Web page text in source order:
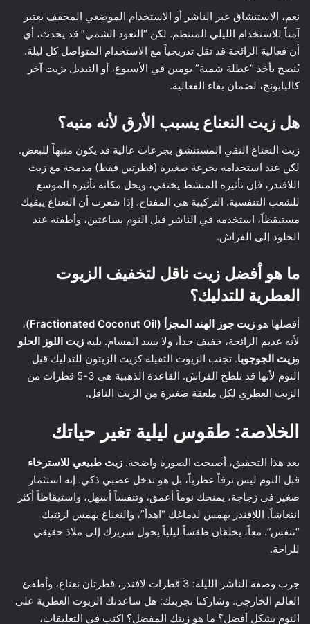
نعم، الاستنشاق عبر الناشر أو الاستخدام الموضعي المخفف يعتبر
آمناً للاستخدام الليلي المنتظم. لكن “التعود الشمي” قد يحدث، أي
أن فعالية الرائحة قد تقل تدريجياً مع الاستخدام المتواصل كل ليلة.
يُنصح بأخذ “عطلة شمية” يومين في الأسبوع، أو التبديل بزيت آخر
كالبابونج، لضمان بقاء الفعالية.
هل زيت النعناع يسبب الأرق لأنه منبه؟
زيت النعناع النقي المستنشق بجرعات عالية قد يكون منبهاً للبعض.
لكن عند استخدامه بجرعة صغيرة (قطرتين فقط) مدمجة مع زيت
اللافندر، فإن تأثيره المنشط يختفي، ويحل مكانه تأثيره الموسع
للشعب التنفسية. التركيبة هي المفتاح. إذا شعرت أن النعناع يبقيك
مستيقظاً، استخدمه في الناشر قبل النوم بساعتين، وأطفئه عند
الخلود إلى الفراش.
ما هو أفضل زيت ناقل لتخفيف الزيوت
العطرية للتدليك؟
أفضلها هو زيت جوز الهند المجزأ (Fractionated Coconut Oil)
،
لأنه عديم الرائحة، خفيف جداً، ولا يسد المسام. يليه زيت اللوز الحلو
وزيت الجوجوبا. تجنب الزيوت الثقيلة كزيت الزيتون للتدليك قبل
النوم لأنها قد تلطخ الفراش. القاعدة الذهبية هي 3-5 قطرات من
الزيت العطري لكل ملعقة صغيرة من الزيت الناقل.
الخلاصة: طقوس ليلية تغير حياتك
بعد هذا التحقيق، أصبحت الصورة واضحة. زيت طبيعي للاسترخاء
قبل النوم ليس ترفاً عطرياً، بل هو تدخل عصبي ذكي. إنه استثمار
صغير في زجاجة، يمنحك نوماً أعمق، وتنفساً أسهل، واستيقاظاً أكثر
انتعاشاً. اللافندر يهمس لدماغك “اهدأ”، والنعناع يهمس لرئتيك
“تنفس”. معاً، يخلقان طقساً ليلياً يحول سريرك إلى ملاذ حقيقي
للراحة.
جرب وصفة الناشر الليلة: 3 قطرات لافندر، قطرتان نعناع، وأطفئ
العالم الخارجي. وشاركنا تجربتك: هل ساعدتك الزيوت العطرية على
النوم بشكل أفضل؟ ما هو زيتك المفضل؟ اكتب في التعليقات،